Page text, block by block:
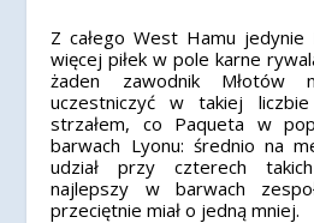
Z całego West Hamu jedynie
więcej piłek w pole karne
żaden zawodnik
uczestniczyć w takiej liczbie
strzałem, co Paqueta w
barwach Lyonu: średnio na
udział przy czterech
najlepszy w barwach
przeciętnie miał o jedną mniej.